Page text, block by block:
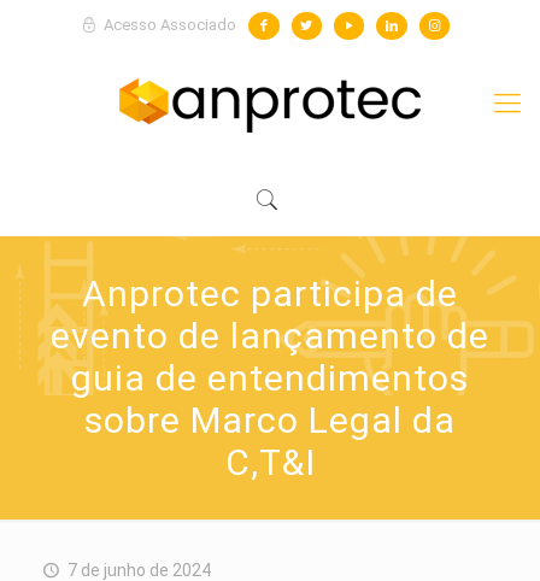
Acesso Associado
Anprotec participa de
evento de lançamento de
guia de entendimentos
sobre Marco Legal da
C,T&I
7 de junho de 2024